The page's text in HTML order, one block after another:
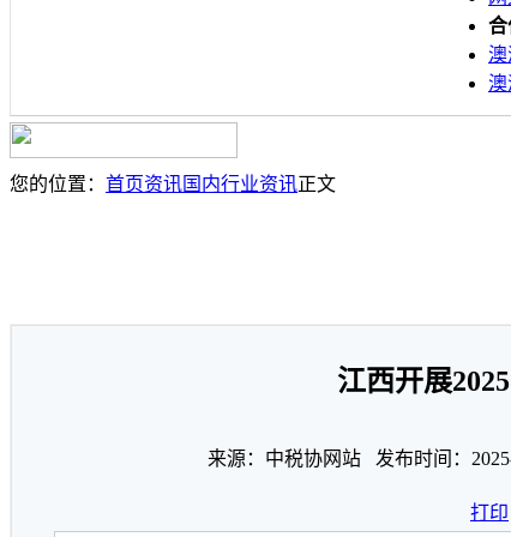
合
澳
澳
您的位置： 首页资讯国内行业资讯正文
江西开展
来源：中税协网站 发布时间：
打印